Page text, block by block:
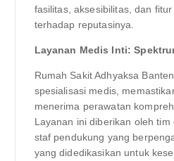
fasilitas, aksesibilitas, dan
terhadap reputasinya.
Layanan Medis Inti:
Rumah Sakit Adhyaksa
spesialisasi medis,
menerima perawatan
Layanan ini diberikan oleh
staf pendukung yang
yang didedikasikan untuk